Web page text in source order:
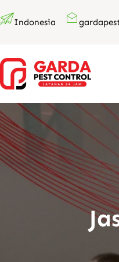
ke Indonesia